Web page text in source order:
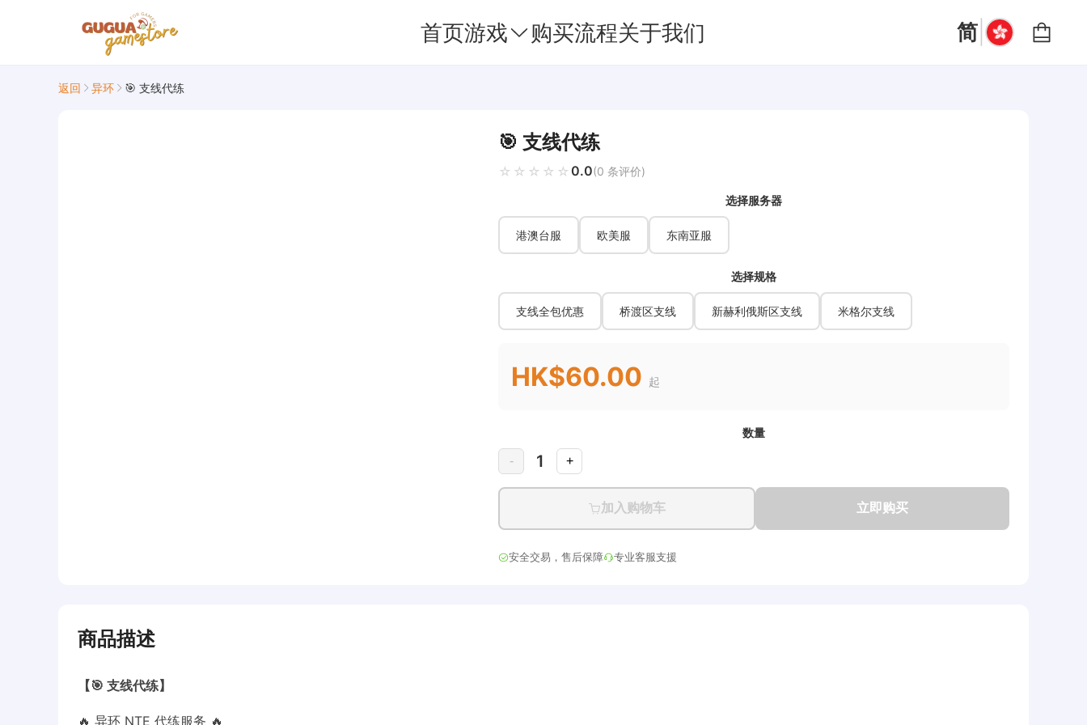
首页游戏 购买流程关于我们 简 |
返回 异环 🎯 支线代练
🎯 支线代练
☆☆☆☆☆
★★★★★ 0.0(0 条评价)
选择服务器
港澳台服 欧美服 东南亚服
选择规格
支线全包优惠 桥渡区支线 新赫利俄斯区支线 米格尔支线
HK$60.00 起
数量
- 1 +
加入购物车 立即购买
安全交易，售后保障 专业客服支援
商品描述
【🎯 支线代练】
🔥 异环 NTE 代练服务 🔥